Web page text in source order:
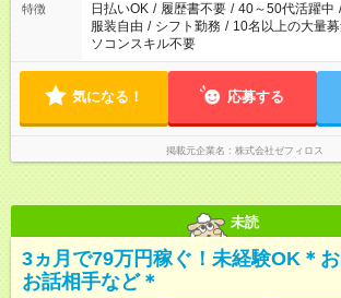
特徴 日払いOK / 履歴書不要 / 40～50代活躍中 /
服装自由 / シフト勤務 / 10名以上の大量
ソコンスキル不要
気になる！ 応募する
掲載元企業名 株式会社ゼフィロス
未読
3ヵ月で79万円稼ぐ！未経験OK＊
お話相手など＊